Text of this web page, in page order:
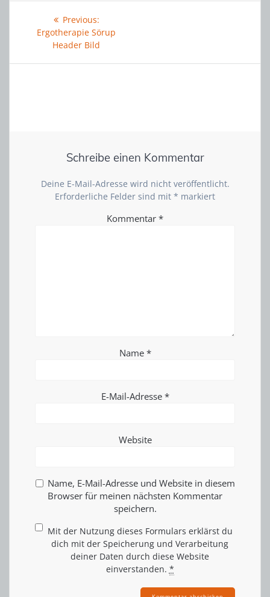
Beitragsnavigation
Previous:Previous
post:
Ergotherapie Sörup
Header Bild
Schreibe einen Kommentar
Deine E-Mail-Adresse wird nicht veröffentlicht.
Erforderliche Felder sind mit * markiert
Kommentar *
Name *
E-Mail-Adresse *
Website
Name, E-Mail-Adresse und Website in diesem
Browser für meinen nächsten Kommentar
speichern.
Mit der Nutzung dieses Formulars erklärst du
dich mit der Speicherung und Verarbeitung
deiner Daten durch diese Website
einverstanden. *